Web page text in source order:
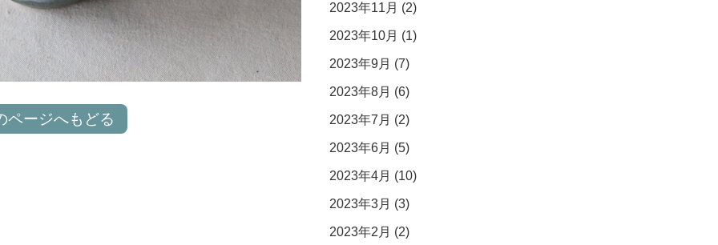
ページへもどる
2023年11月 (2)
2023年10月 (1)
2023年9月 (7)
2023年8月 (6)
2023年7月 (2)
2023年6月 (5)
2023年4月 (10)
2023年3月 (3)
2023年2月 (2)